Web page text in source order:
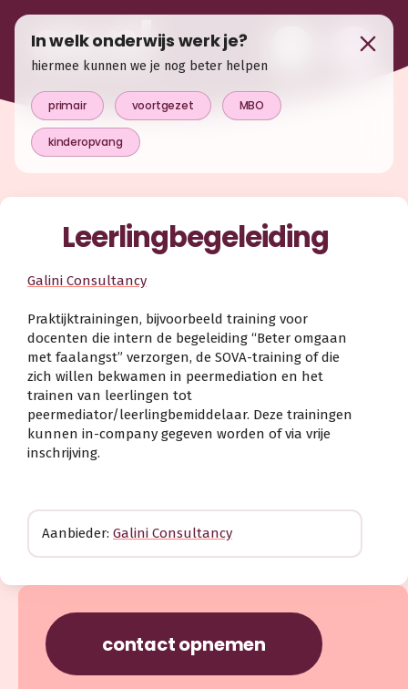
Leerlingbegeleiding
Galini Consultancy
Praktijktrainingen, bijvoorbeeld training voor
docenten die intern de begeleiding “Beter omgaan
met faalangst” verzorgen, de SOVA-training of die
zich willen bekwamen in peermediation en het
trainen van leerlingen tot
peermediator/leerlingbemiddelaar. Deze trainingen
kunnen in-company gegeven worden of via vrije
inschrijving.
Aanbieder: Galini Consultancy
contact opnemen
In welk onderwijs werk je?
hiermee kunnen we je nog beter helpen
primair voortgezet MBO
kinderopvang